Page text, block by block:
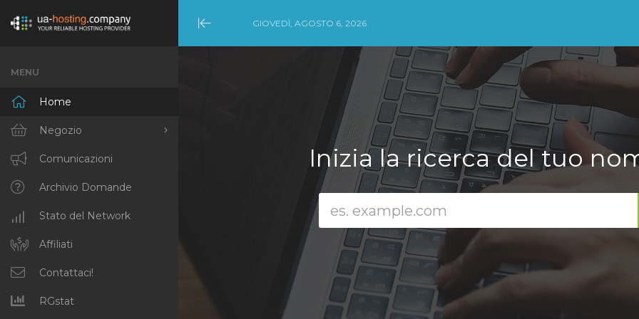
Minimize
Menu
GIOVEDÌ, AGOSTO 6, 2026
MENU
Home
Negozio
Sfoglia tutto
Dedicated Servers –
Netherlands
Comunicazioni
Archivio Domande
Stato del Network
Affiliati
Contattaci!
RGstat
Inizia la ricerca del tuo